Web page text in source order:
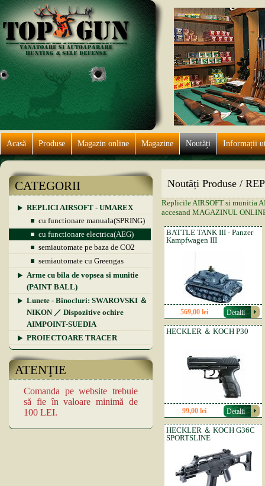
Acasă Produse Magazin online Magazine Noutăți Informații
CATEGORII
REPLICI AIRSOFT - UMAREX
cu functionare manuala(SPRING)
cu functionare electrica(AEG)
semiautomate pe baza de CO2
semiautomate cu Greengas
Arme cu bila de vopsea si munitie
(PAINT BALL)
Lunete - Binocluri: SWAROVSKI ＆
NIKON ／ Dispozitive ochire
AIMPOINT-SUEDIA
PROIECTOARE TRACER
ATENŢIE
Comanda pe website trebuie
să fie în valoare minimă de
100 LEI.
Noutăți Produse /
Replicile AIRSOFT si munitia
accesand MAGAZINUL
BATTLE TANK III - Panzer
Kampfwagen III
569,00 lei Detalii
HECKLER ＆ KOCH P30
99,00 lei Detalii
HECKLER ＆ KOCH G36C
SPORTSLINE